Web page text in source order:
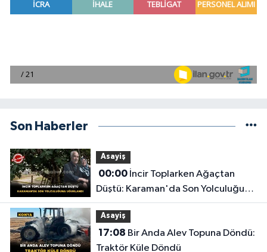
Son Haberler
Asayiş
00:00İncir Toplarken Ağaçtan
Düştü: Karaman'da Son Yolculuğuna
Uğurlandı
Asayiş
17:08
Traktör Küle Döndü